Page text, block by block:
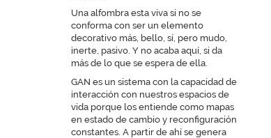
Una alfombra esta viva si no se
conforma con ser un elemento
decorativo más, bello, sí, pero mudo,
inerte, pasivo. Y no acaba aquí, si da
más de lo que se espera de ella.
GAN es un sistema con la capacidad de
interacción con nuestros espacios de
vida porque los entiende como mapas
en estado de cambio y reconfiguración
constantes. A partir de ahí se genera